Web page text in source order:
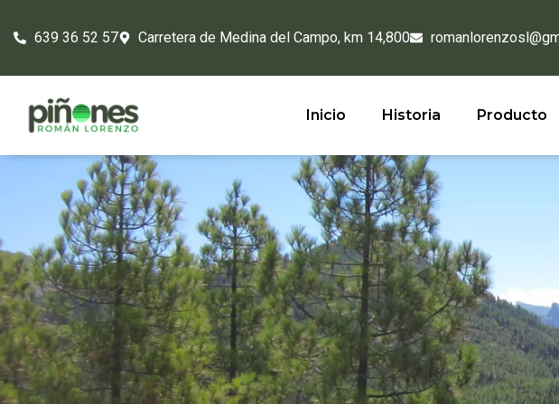
639 36 52 57 Carretera de Medina del Campo, km 14,800
Inicio Historia Producto